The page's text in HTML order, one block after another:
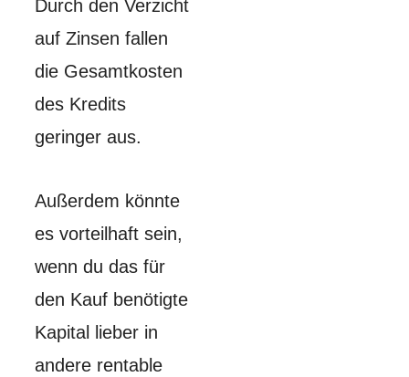
Durch den Verzicht
auf Zinsen fallen
die Gesamtkosten
des Kredits
geringer aus.
Außerdem könnte
es vorteilhaft sein,
wenn du das für
den Kauf benötigte
Kapital lieber in
andere rentable